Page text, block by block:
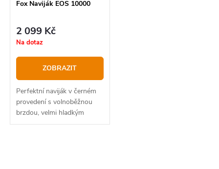
u
ů
r
d
u
t
ů
Fox Naviják EOS 10000
2 099 Kč
Na dotaz
ZOBRAZIT
Perfektní naviják v černém
provedení s volnoběžnou
brzdou, velmi hladkým
chodem, cívkou pro daleké